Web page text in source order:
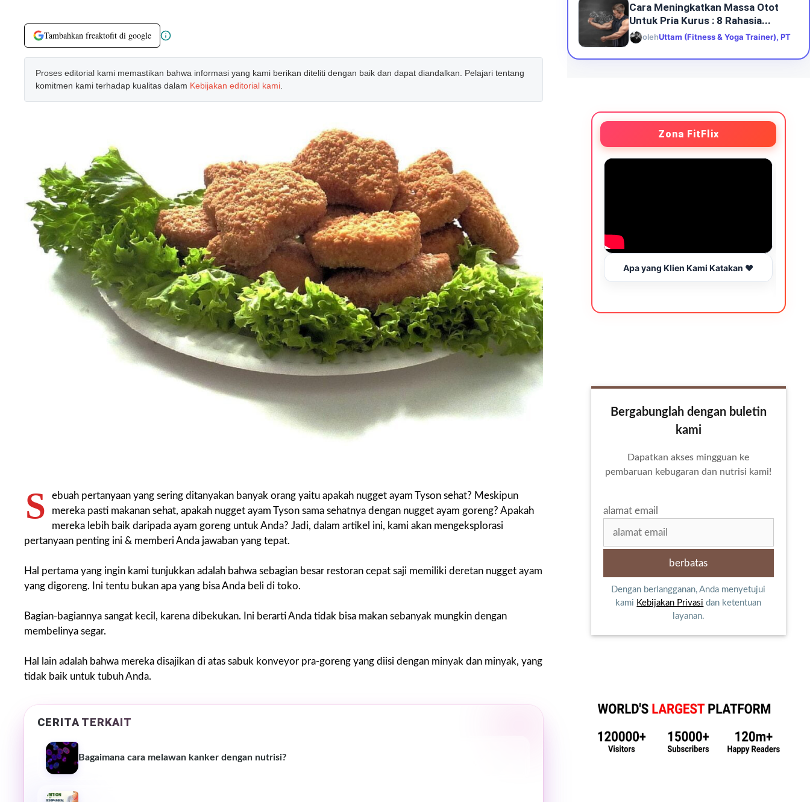
Tambahkan freaktofit di google
Proses editorial kami memastikan bahwa informasi yang kami berikan diteliti dengan baik dan dapat diandalkan. Pelajari tentang
komitmen kami terhadap kualitas dalam Kebijakan editorial kami
S
ebuah pertanyaan yang sering ditanyakan banyak orang yaitu apakah nugget ayam Tyson sehat? Meskipun
mereka pasti makanan sehat, apakah nugget ayam Tyson sama sehatnya dengan nugget ayam goreng? Apakah
mereka lebih baik daripada ayam goreng untuk Anda? Jadi, dalam artikel ini, kami akan mengeksplorasi
pertanyaan penting ini & memberi Anda jawaban yang tepat.
Hal pertama yang ingin kami tunjukkan adalah bahwa sebagian besar restoran cepat saji memiliki deretan nugget ayam
yang digoreng. Ini tentu bukan apa yang bisa Anda beli di toko.
Bagian-bagiannya sangat kecil, karena dibekukan. Ini berarti Anda tidak bisa makan sebanyak mungkin dengan
membelinya segar.
Hal lain adalah bahwa mereka disajikan di atas sabuk konveyor pra-goreng yang diisi dengan minyak dan minyak, yang
tidak baik untuk tubuh Anda.
CERITA TERKAIT
Bagaimana cara melawan kanker dengan nutrisi?
Cara Meningkatkan Massa Otot
Untuk Pria Kurus : 8 Rahasia...
olehUttam (Fitness & Yoga Trainer), PT
Zona FitFlix
Apa yang Klien Kami Katakan ❤️
Bergabunglah dengan buletin
kami
Dapatkan akses mingguan ke
pembaruan kebugaran dan nutrisi kami!
alamat email
Dengan berlangganan, Anda menyetujui
kami Kebijakan Privasi dan ketentuan
layanan.